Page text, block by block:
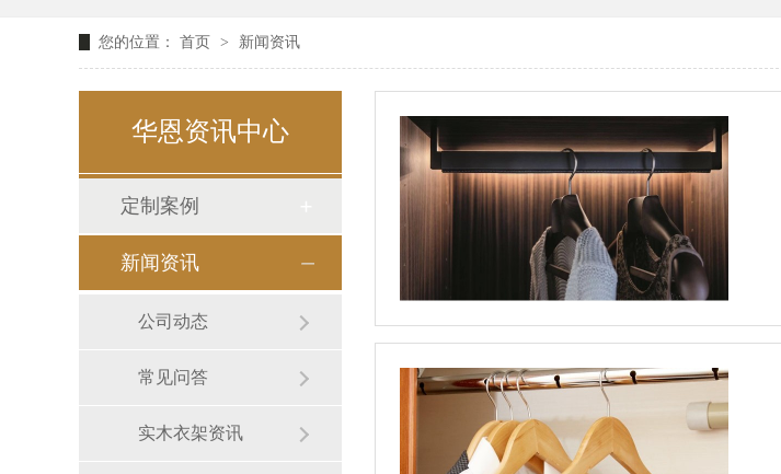
您的位置： 首页 > 新闻资讯
华恩资讯中心
定制案例
新闻资讯
公司动态
常见问答
实木衣架资讯